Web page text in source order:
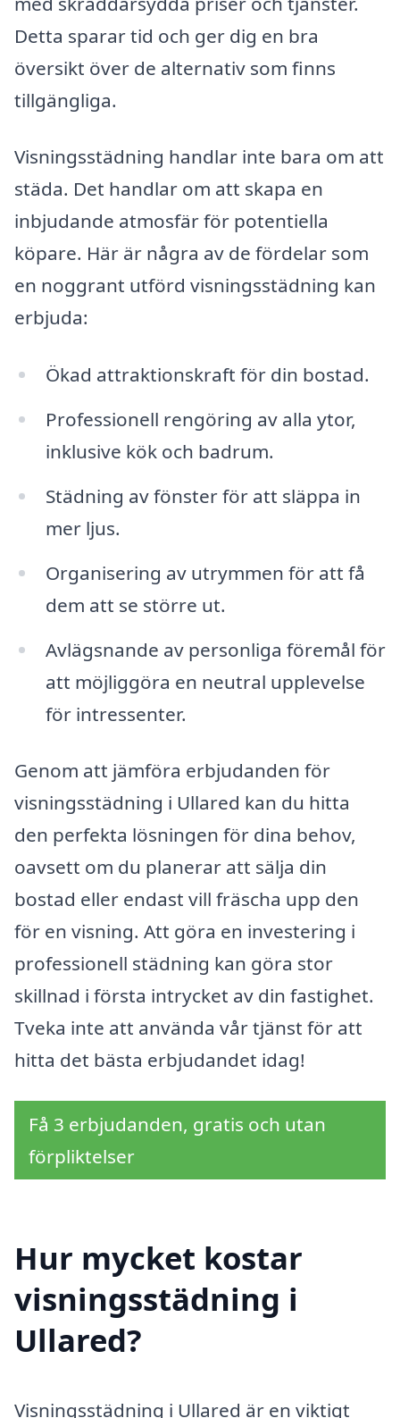
Detta sparar tid och ger dig en bra
översikt över de alternativ som finns
tillgängliga.
Visningsstädning handlar inte bara om att
städa. Det handlar om att skapa en
inbjudande atmosfär för potentiella
köpare. Här är några av de fördelar som
en noggrant utförd visningsstädning kan
erbjuda:
Ökad attraktionskraft för din bostad.
Professionell rengöring av alla ytor,
inklusive kök och badrum.
Städning av fönster för att släppa in
mer ljus.
Organisering av utrymmen för att få
dem att se större ut.
Avlägsnande av personliga föremål för
att möjliggöra en neutral upplevelse
för intressenter.
Genom att jämföra erbjudanden för
visningsstädning i Ullared kan du hitta
den perfekta lösningen för dina behov,
oavsett om du planerar att sälja din
bostad eller endast vill fräscha upp den
för en visning. Att göra en investering i
professionell städning kan göra stor
skillnad i första intrycket av din fastighet.
Tveka inte att använda vår tjänst för att
hitta det bästa erbjudandet idag!
Få 3 erbjudanden, gratis och utan
förpliktelser
Hur mycket kostar
visningsstädning i
Ullared?
Visningsstädning i Ullared är en viktigt